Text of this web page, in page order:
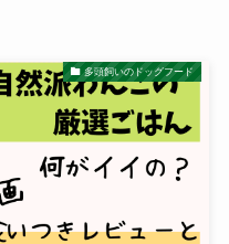
多頭飼いのドッグフード